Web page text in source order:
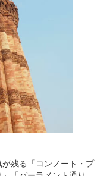
残る「コンノート・プ